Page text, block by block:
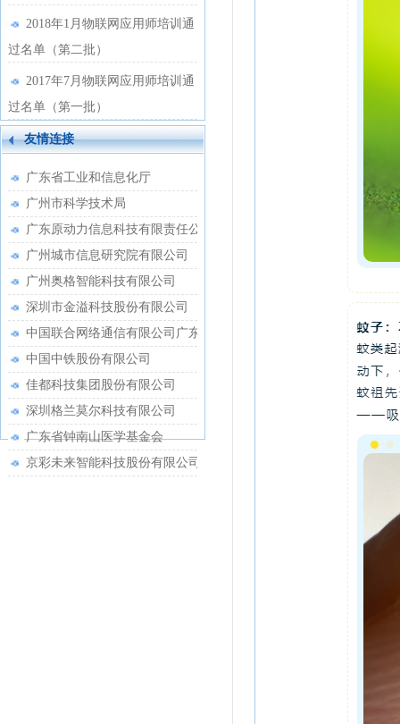
2018年1月物联网应用师培训通
过名单（第二批）
2017年7月物联网应用师培训通
过名单（第一批）
友情连接
广东省工业和信息化厅
广州市科学技术局
广东原动力信息科技有限责任公司
广州城市信息研究院有限公司
广州奥格智能科技有限公司
深圳市金溢科技股份有限公司
中国联合网络通信有限公司广东省分公司
中国中铁股份有限公司
佳都科技集团股份有限公司
深圳格兰莫尔科技有限公司
广东省钟南山医学基金会
京彩未来智能科技股份有限公司